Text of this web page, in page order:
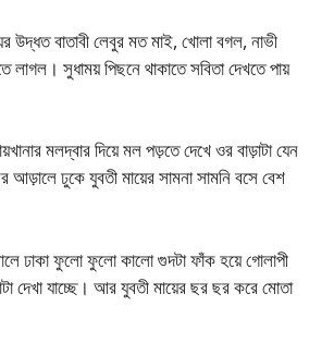
উদ্ধত বাতাবী লেবুর মত মাই, খোলা বগল, নাভী
লাগল। সুধাময় পিছনে থাকাতে সবিতা দেখতে পায়
মলদ্বার দিয়ে মল পড়তে দেখে ওর বাড়াটা যেন
আড়ালে ঢুকে যুবতী মায়ের সামনা সামনি বসে বেশ
ঢাকা ফুলো ফুলো কালো গুদটা ফাঁক হয়ে গোলাপী
দেখা যাচ্ছে। আর যুবতী মায়ের ছর ছর করে মোতা